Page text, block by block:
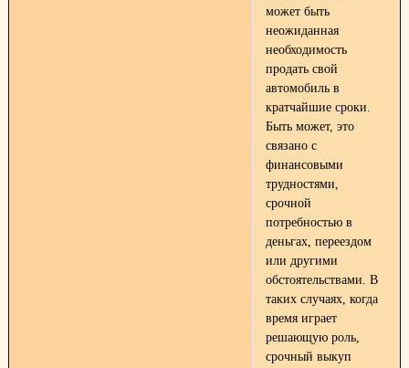
может быть
неожиданная
необходимость
продать свой
автомобиль в
кратчайшие сроки.
Быть может, это
связано с
финансовыми
трудностями,
срочной
потребностью в
деньгах, переездом
или другими
обстоятельствами. В
таких случаях, когда
время играет
решающую роль,
срочный выкуп